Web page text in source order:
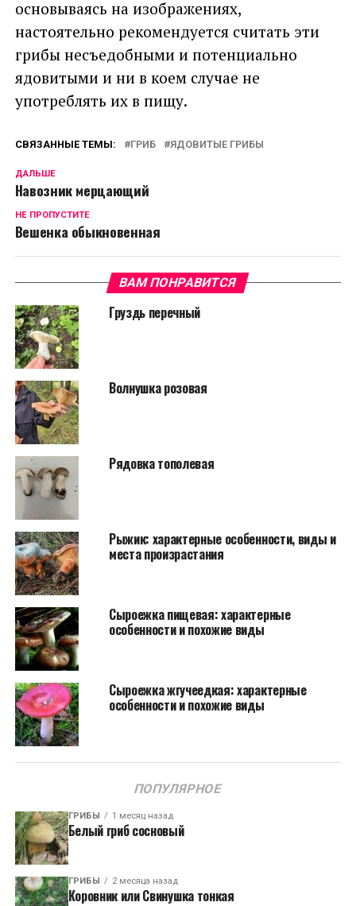
основываясь на изображениях,
настоятельно рекомендуется считать эти
грибы несъедобными и потенциально
ядовитыми и ни в коем случае не
употреблять их в пищу.
СВЯЗАННЫЕ ТЕМЫ: ГРИБ ЯДОВИТЫЕ ГРИБЫ
ДАЛЬШЕ
Навозник мерцающий
НЕ ПРОПУСТИТЕ
Вешенка обыкновенная
ВАМ ПОНРАВИТСЯ
Груздь перечный
Волнушка розовая
Рядовка тополевая
Рыжик: характерные особенности, виды и
места произрастания
Сыроежка пищевая: характерные
особенности и похожие виды
Сыроежка жгучеедкая: характерные
особенности и похожие виды
ПОПУЛЯРНОЕ
ГРИБЫ 1 месяц назад
Белый гриб сосновый
ГРИБЫ 2 месяца назад
Коровник или Свинушка тонкая